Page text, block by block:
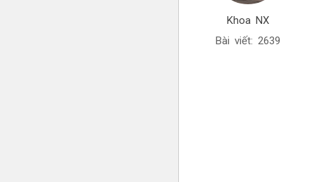
Khoa NX
Bài viết: 2639